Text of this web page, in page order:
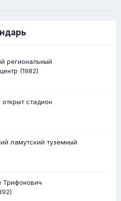
региональный
(1982)
стадион
ламутский туземный
Трифонович